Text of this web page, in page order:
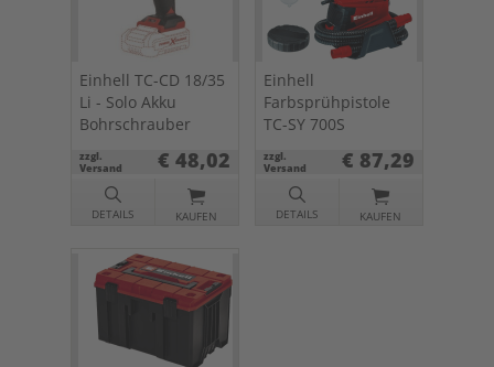
Einhell TC-CD 18/35
Li - Solo Akku
Bohrschrauber
zzgl.
Versand
€ 48,02
DETAILS KAUFEN
Einhell
Farbsprühpistole
TC-SY 700S
zzgl.
Versand
€ 87,29
DETAILS KAUFEN